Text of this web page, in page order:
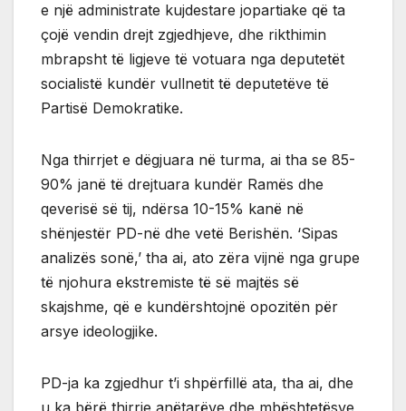
e një administrate kujdestare jopartiake që ta
çojë vendin drejt zgjedhjeve, dhe rikthimin
mbrapsht të ligjeve të votuara nga deputetët
socialistë kundër vullnetit të deputetëve të
Partisë Demokratike.
Nga thirrjet e dëgjuara në turma, ai tha se 85-
90% janë të drejtuara kundër Ramës dhe
qeverisë së tij, ndërsa 10-15% kanë në
shënjestër PD-në dhe vetë Berishën. ‘Sipas
analizës sonë,’ tha ai, ato zëra vijnë nga grupe
të njohura ekstremiste të së majtës së
skajshme, që e kundërshtojnë opozitën për
arsye ideologjike.
PD-ja ka zgjedhur t’i shpërfillë ata, tha ai, dhe